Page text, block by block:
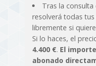
Tras la consulta
resolverá todas
libremente si
Si lo haces, el
4.400 €. El
abonado